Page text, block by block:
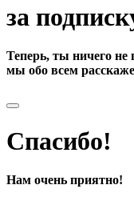
за
Теперь, ты ничего не
мы обо всем
Спасибо!
Нам очень приятно!